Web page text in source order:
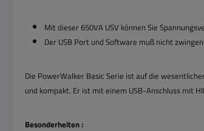
Mit dieser 650VA USV können Sie
Der USB Port und Software muß nicht
Die PowerWalker Basic Serie ist auf die
und kompakt. Er ist mit einem USB-Anschluss mit
Besonderheiten :